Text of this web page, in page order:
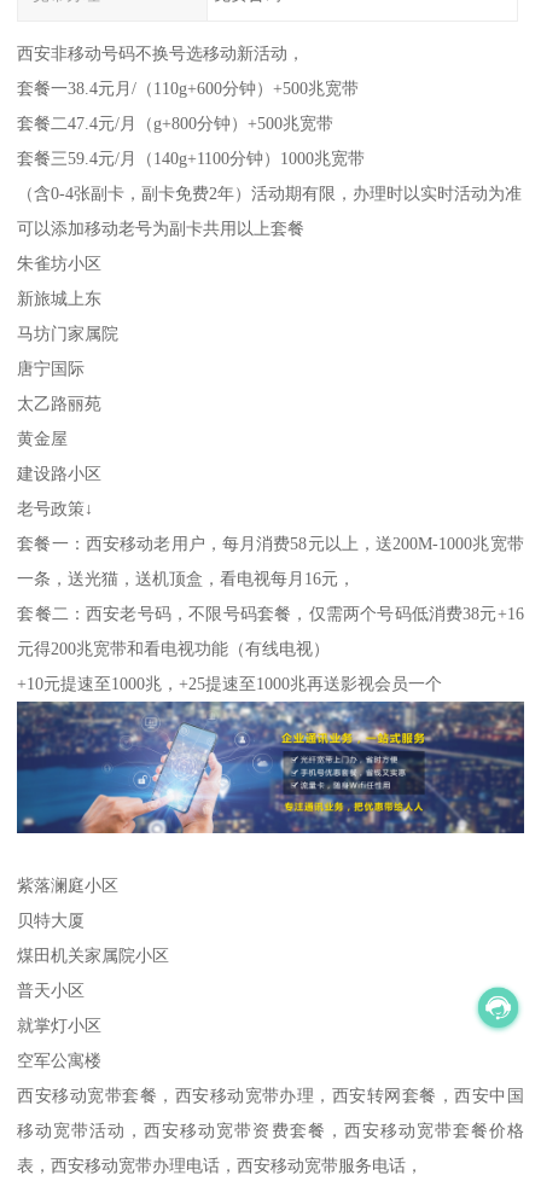
西安非移动号码不换号选移动新活动，
套餐一38.4元月/（110g+600分钟）+500兆宽带
套餐二47.4元/月（g+800分钟）+500兆宽带
套餐三59.4元/月（140g+1100分钟）1000兆宽带
（含0-4张副卡，副卡免费2年）活动期有限，办理时以实时活动为准
可以添加移动老号为副卡共用以上套餐
朱雀坊小区
新旅城上东
马坊门家属院
唐宁国际
太乙路丽苑
黄金屋
建设路小区
老号政策↓
套餐一：西安移动老用户，每月消费58元以上，送200M-1000兆宽带
一条，送光猫，送机顶盒，看电视每月16元，
套餐二：西安老号码，不限号码套餐，仅需两个号码低消费38元+16
元得200兆宽带和看电视功能（有线电视）
+10元提速至1000兆，+25提速至1000兆再送影视会员一个
紫落澜庭小区
贝特大厦
煤田机关家属院小区
普天小区
就掌灯小区
空军公寓楼
西安移动宽带套餐，西安移动宽带办理，西安转网套餐，西安中国
移动宽带活动，西安移动宽带资费套餐，西安移动宽带套餐价格
表，西安移动宽带办理电话，西安移动宽带服务电话，